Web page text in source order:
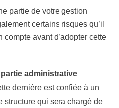
partie de votre gestion
certains risques qu’il
compte avant d’adopter cette
administrative
dernière est confiée à un
structure qui sera chargé de